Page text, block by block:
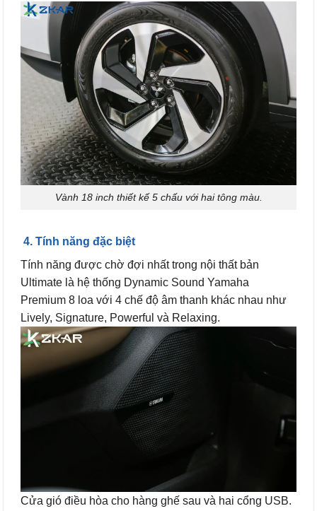
Vành 18 inch thiết kế 5 chấu với hai tông màu.
4. Tính năng đặc biệt
Tính năng được chờ đợi nhất trong nội thất bản
Ultimate là hệ thống Dynamic Sound Yamaha
Premium 8 loa với 4 chế độ âm thanh khác nhau như
Lively, Signature, Powerful và Relaxing.
Cửa gió điều hòa cho hàng ghế sau và hai cổng USB.